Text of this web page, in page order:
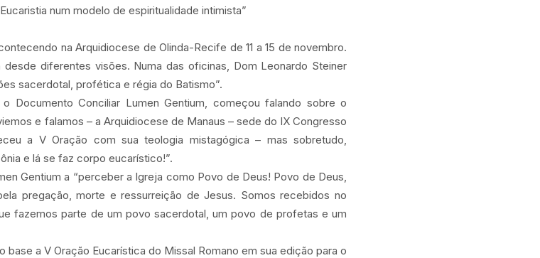
num modelo de espiritualidade intimista”
na Arquidiocese de Olinda-Recife de 11 a 15 de novembro.
diferentes visões. Numa das oficinas, Dom Leonardo Steiner
sacerdotal, profética e régia do Batismo”.
Documento Conciliar Lumen Gentium, começou falando sobre o
e falamos – a Arquidiocese de Manaus – sede do IX Congresso
a V Oração com sua teologia mistagógica – mas sobretudo,
e lá se faz corpo eucarístico!”.
Gentium a “perceber a Igreja como Povo de Deus! Povo de Deus,
pregação, morte e ressurreição de Jesus. Somos recebidos no
fazemos parte de um povo sacerdotal, um povo de profetas e um
a V Oração Eucarística do Missal Romano em sua edição para o